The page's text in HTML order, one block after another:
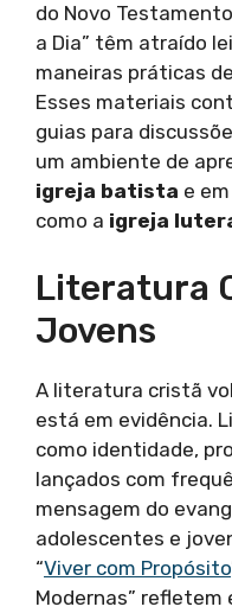
do Novo
a Dia” têm atraído
maneiras práticas de
Esses materiais
guias para
um ambiente de
igreja batista e
como a igreja
Literatura
Jovens
A literatura cristã
está em evidência.
como identidade,
lançados com
mensagem do
adolescentes e
“Viver com Propósito
Modernas” refletem